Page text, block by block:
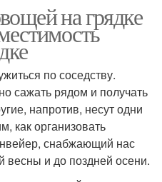
на грядке
по соседству.
сажать рядом и получать
напротив, несут одни
как организовать
снабжающий нас
и до поздней осени.